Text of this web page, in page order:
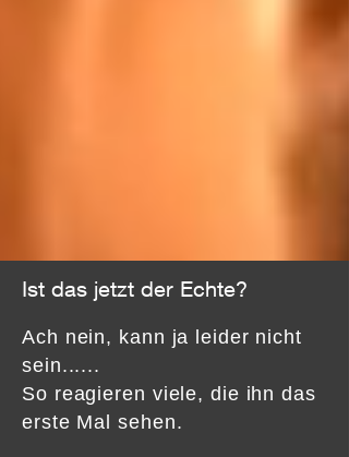
Ach nein, kann ja leider nicht
sein......
So reagieren viele, die ihn das
erste Mal sehen.
Ist das jetzt der Echte?